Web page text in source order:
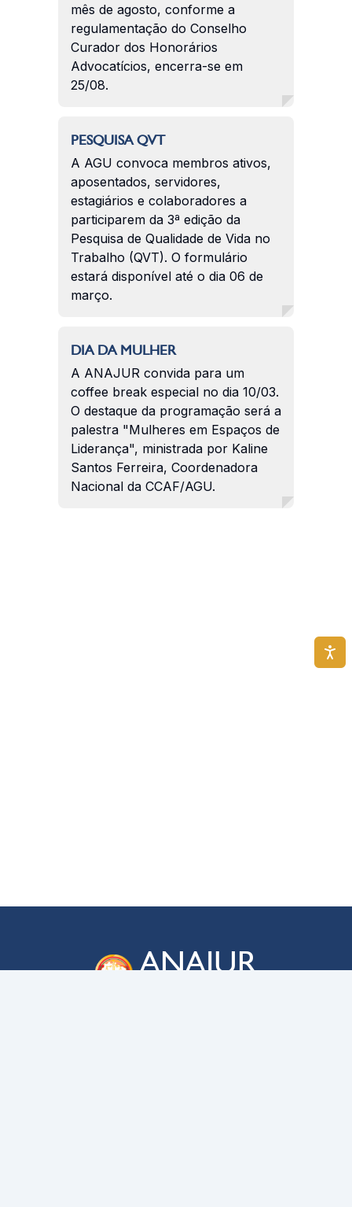
mês de agosto, conforme a
regulamentação do Conselho
Curador dos Honorários
Advocatícios, encerra-se em
25/08.
PESQUISA QVT
A AGU convoca membros ativos,
aposentados, servidores,
estagiários e colaboradores a
participarem da 3ª edição da
Pesquisa de Qualidade de Vida no
Trabalho (QVT). O formulário
estará disponível até o dia 06 de
março.
DIA DA MULHER
A ANAJUR convida para um
coffee break especial no dia 10/03.
O destaque da programação será a
palestra "Mulheres em Espaços de
Liderança", ministrada por Kaline
Santos Ferreira, Coordenadora
Nacional da CCAF/AGU.
ANAJUR